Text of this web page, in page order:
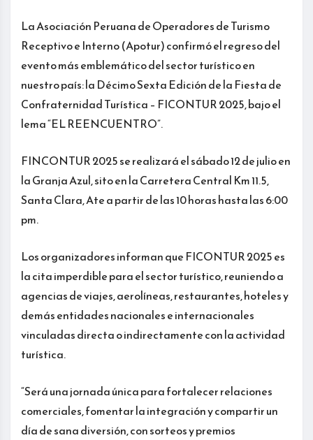
La Asociación Peruana de Operadores de Turismo
Receptivo e Interno (Apotur) confirmó el regreso del
evento más emblemático del sector turístico en
nuestro país: la Décimo Sexta Edición de la Fiesta de
Confraternidad Turística – FICONTUR 2025, bajo el
lema “EL REENCUENTRO”.
FINCONTUR 2025 se realizará el sábado 12 de julio en
la Granja Azul, sito en la Carretera Central Km 11.5,
Santa Clara, Ate a partir de las 10 horas hasta las 6:00
pm.
Los organizadores informan que FICONTUR 2025 es
la cita imperdible para el sector turístico, reuniendo a
agencias de viajes, aerolíneas, restaurantes, hoteles y
demás entidades nacionales e internacionales
vinculadas directa o indirectamente con la actividad
turística.
“Será una jornada única para fortalecer relaciones
comerciales, fomentar la integración y compartir un
día de sana diversión, con sorteos y premios